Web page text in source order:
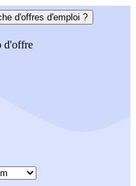
d'offres d'emploi ?
d'offre